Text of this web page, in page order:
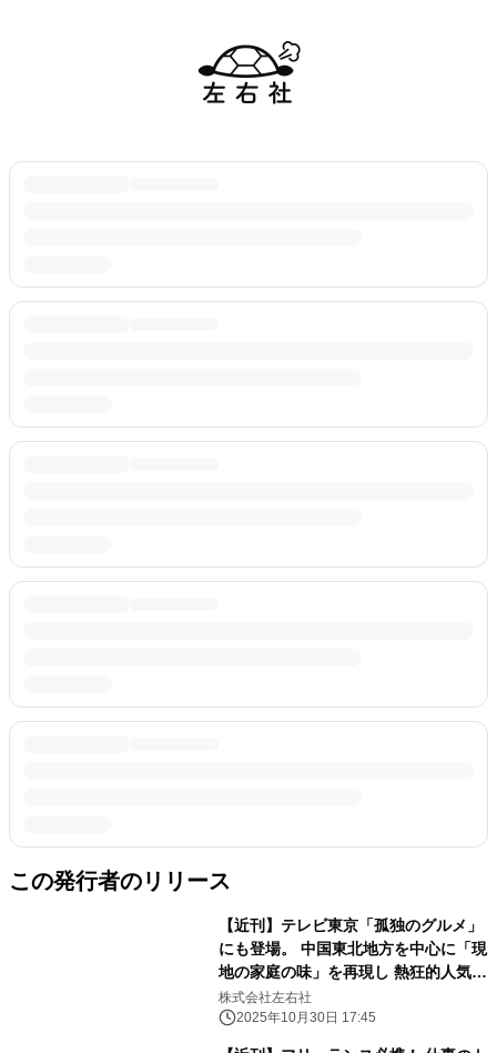
この発行者のリリース
【近刊】テレビ東京「孤独のグルメ」
にも登場。 中国東北地方を中心に「現
地の家庭の味」を再現し 熱狂的人気を
誇る味坊集団が、 ついに初のレシピ本
『味坊の味』を12月に刊行！
株式会社左右社
2025年10月30日 17:45